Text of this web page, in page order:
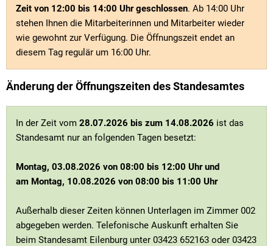
Zeit von 12:00 bis 14:00 Uhr geschlossen. Ab 14:00 Uhr
stehen Ihnen die Mitarbeiterinnen und Mitarbeiter wieder
wie gewohnt zur Verfügung. Die Öffnungszeit endet an
diesem Tag regulär um 16:00 Uhr.
Änderung der Öffnungszeiten des Standesamtes
In der Zeit vom 28.07.2026 bis zum 14.08.2026 ist das
Standesamt nur an folgenden Tagen besetzt:
Montag, 03.08.2026 von 08:00 bis 12:00 Uhr und
am Montag, 10.08.2026 von 08:00 bis 11:00 Uhr
Außerhalb dieser Zeiten können Unterlagen im Zimmer 002
abgegeben werden. Telefonische Auskunft erhalten Sie
beim Standesamt Eilenburg unter 03423 652163 oder 03423